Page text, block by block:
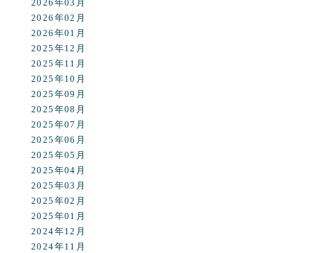
2026年03月
2026年02月
2026年01月
2025年12月
2025年11月
2025年10月
2025年09月
2025年08月
2025年07月
2025年06月
2025年05月
2025年04月
2025年03月
2025年02月
2025年01月
2024年12月
2024年11月